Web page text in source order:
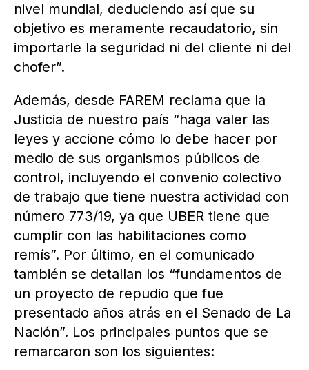
nivel mundial, deduciendo así que su
objetivo es meramente recaudatorio, sin
importarle la seguridad ni del cliente ni del
chofer”.
Además, desde FAREM reclama que la
Justicia de nuestro país “haga valer las
leyes y accione cómo lo debe hacer por
medio de sus organismos públicos de
control, incluyendo el convenio colectivo
de trabajo que tiene nuestra actividad con
número 773/19, ya que UBER tiene que
cumplir con las habilitaciones como
remís”. Por último, en el comunicado
también se detallan los “fundamentos de
un proyecto de repudio que fue
presentado años atrás en el Senado de La
Nación”. Los principales puntos que se
remarcaron son los siguientes: